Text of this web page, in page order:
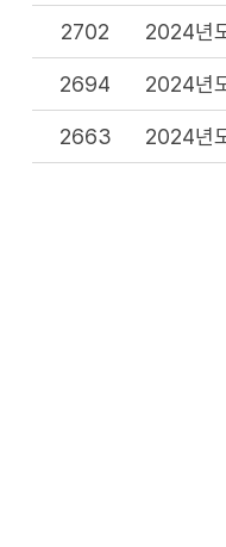
2702 2024년
2694 2024년
2663 2024년